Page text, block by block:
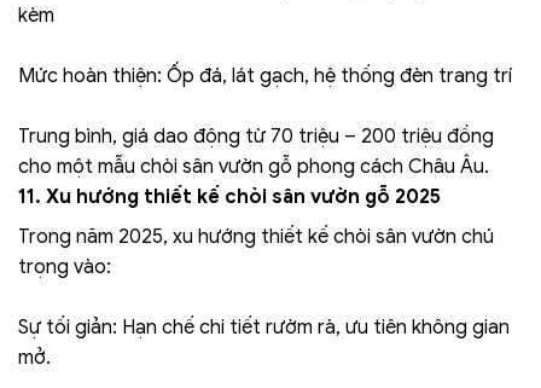
kèm
Mức hoàn thiện: Ốp đá, lát gạch, hệ thống đèn trang trí
Trung bình, giá dao động từ 70 triệu – 200 triệu đồng
cho một mẫu chòi sân vườn gỗ phong cách Châu Âu.
11. Xu hướng thiết kế chòi sân vườn gỗ 2025
Trong năm 2025, xu hướng thiết kế chòi sân vườn chú
trọng vào:
Sự tối giản: Hạn chế chi tiết rườm rà, ưu tiên không gian
mở.